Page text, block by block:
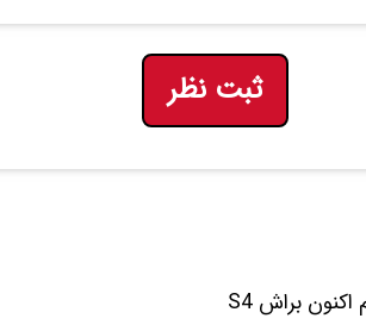
ثبت نظر
آیا به دنبال براش اصل فوق العاده با کیفیتی برای کانتور و بِلِند کردن می گردید ؟ هم اکنون براش S4